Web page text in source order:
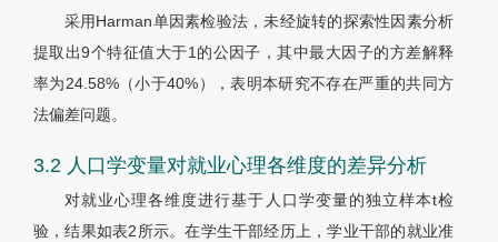
采用Harman单因素检验法，未经旋转的探索性因素分析
提取出9个特征值大于1的公因子，其中最大因子的方差解释
率为24.58%（小于40%），表明本研究不存在严重的共同方
法偏差问题。
3.2 人口学变量对就业心理各维度的差异分析
对就业心理各维度进行基于人口学变量的独立样本t检
验，结果如表2所示。在学生干部经历上，学业干部的就业准